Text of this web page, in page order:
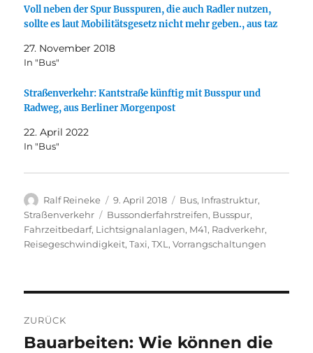
Voll neben der Spur Busspuren, die auch Radler nutzen,
sollte es laut Mobilitätsgesetz nicht mehr geben., aus taz
27. November 2018
In "Bus"
Straßenverkehr: Kantstraße künftig mit Busspur und
Radweg, aus Berliner Morgenpost
22. April 2022
In "Bus"
Autor
Ralf Reineke
Veröffentlicht
am
9. April 2018 Kategorien
Bus, Infrastruktur,
Straßenverkehr
Schlagwörter
Bussonderfahrstreifen, Busspur,
Fahrzeitbedarf, Lichtsignalanlagen, M41, Radverkehr,
Reisegeschwindigkeit,Taxi,TXL ,Vorrangschaltungen
ZURÜCK
Vorheriger
Bauarbeiten: Wie können die